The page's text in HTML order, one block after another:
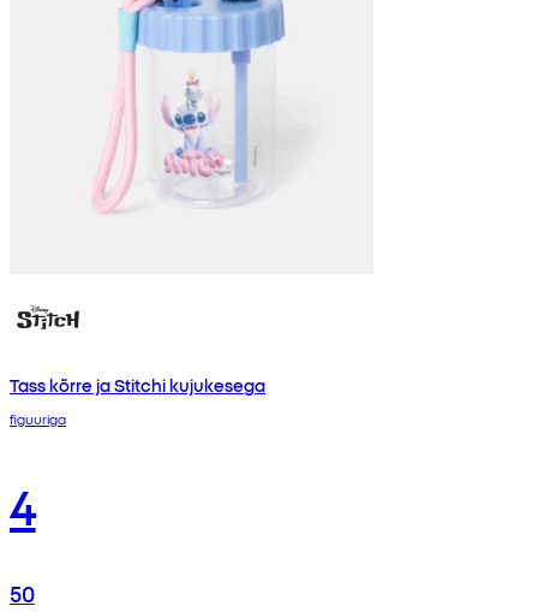
Tass kõrre ja Stitchi kujukesega
figuuriga
4
50